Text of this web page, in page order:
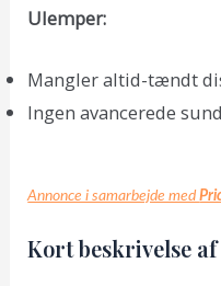
Ulemper:
Mangler altid-tændt
Ingen avancerede
Annonce i samarbejde med
Kort beskrivelse